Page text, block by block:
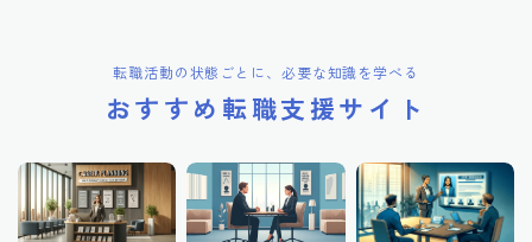
転職活動の状態ごとに、必要な知識を学べる
おすすめ転職支援サイト